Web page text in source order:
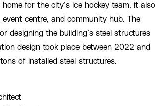
for the city’s ice hockey team, it also
centre, and community hub. The
designing the building’s steel structures
design took place between 2022 and
of installed steel structures.